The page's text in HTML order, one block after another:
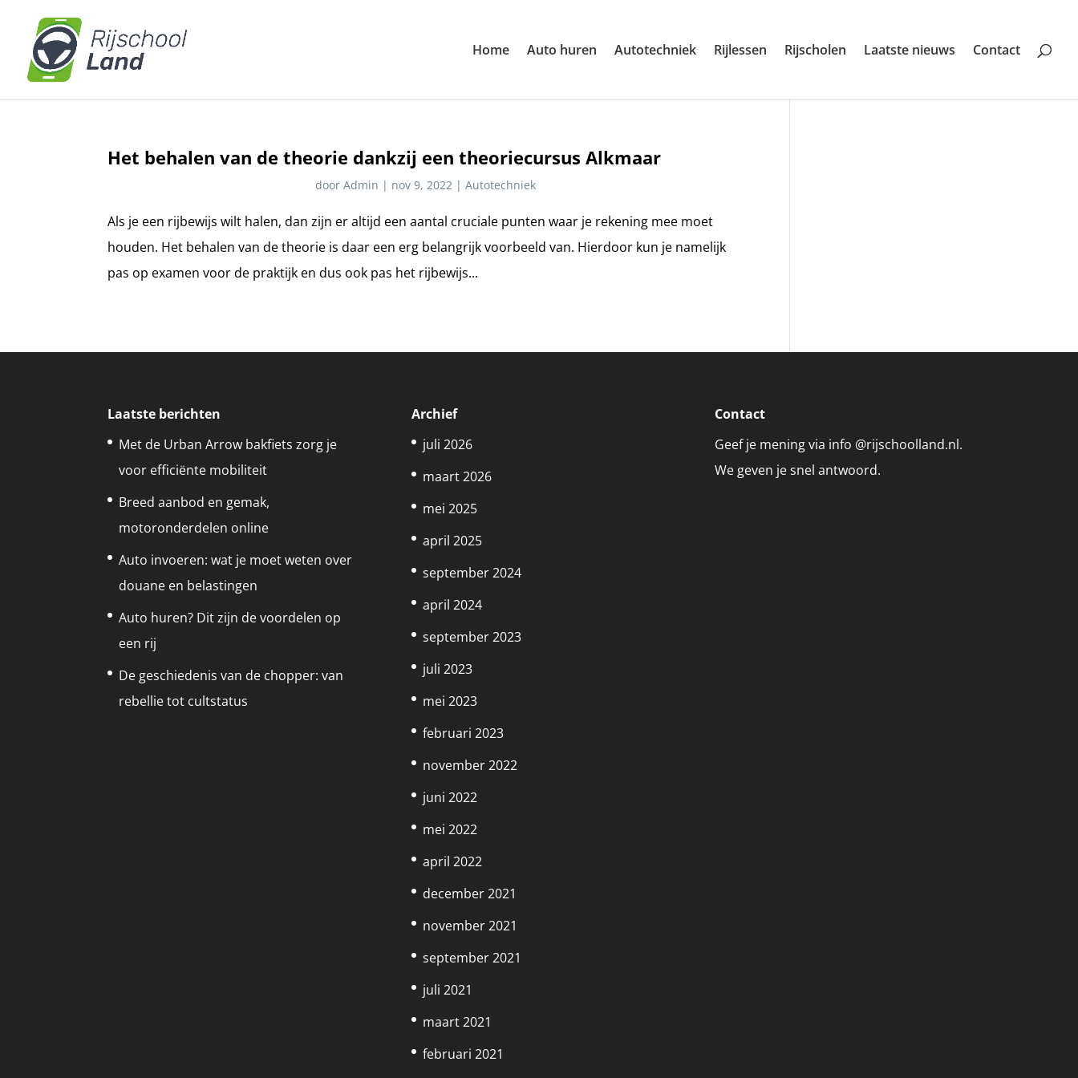
Home Auto huren Autotechniek Rijlessen Rijscholen Laatste nieuws Contact
Het behalen van de theorie dankzij een theoriecursus Alkmaar
door Admin | nov 9, 2022| Autotechniek
Als je een rijbewijs wilt halen, dan zijn er altijd een aantal cruciale punten waar je rekening mee moet
houden. Het behalen van de theorie is daar een erg belangrijk voorbeeld van. Hierdoor kun je namelijk
pas op examen voor de praktijk en dus ook pas het rijbewijs...
Laatste berichten
Met de Urban Arrow bakfiets zorg je
voor efficiënte mobiliteit
Breed aanbod en gemak,
motoronderdelen online
Auto invoeren: wat je moet weten over
douane en belastingen
Auto huren? Dit zijn de voordelen op
een rij
De geschiedenis van de chopper: van
rebellie tot cultstatus
Archief
juli 2026
maart 2026
mei 2025
april 2025
september 2024
april 2024
september 2023
juli 2023
mei 2023
februari 2023
november 2022
juni 2022
mei 2022
april 2022
december 2021
november 2021
september 2021
juli 2021
maart 2021
februari 2021
Contact
Geef je mening via info @rijschoolland.nl.
We geven je snel antwoord.